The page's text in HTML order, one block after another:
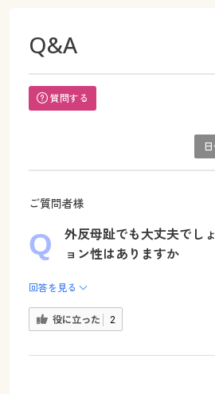
Q&A
質問する
ご質問者様
外反母趾でも大丈夫でし
ョン性はありますか
回答を見る
役に立った 2